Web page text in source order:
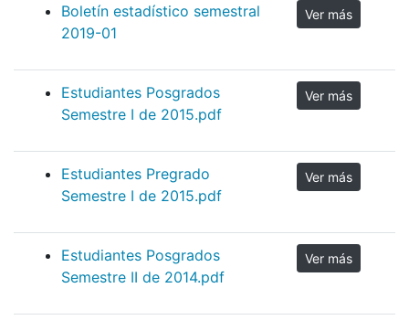
Boletín estadístico semestral
2019-01
Ver más
Estudiantes Posgrados
Semestre I de 2015.pdf
Ver más
Estudiantes Pregrado
Semestre I de 2015.pdf
Ver más
Estudiantes Posgrados
Semestre II de 2014.pdf
Ver más